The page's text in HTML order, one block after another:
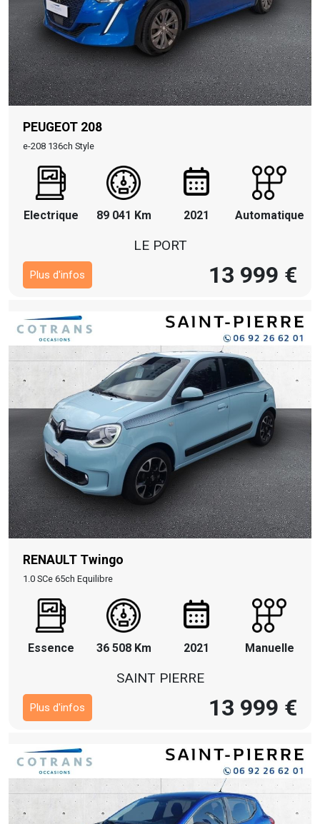
PEUGEOT 208
e-208 136ch Style
Electrique 89 041 Km 2021 Automatique
LE PORT
Plus d'infos 13 999 €
RENAULT Twingo
1.0 SCe 65ch Equilibre
Essence 36 508 Km 2021 Manuelle
SAINT PIERRE
Plus d'infos 13 999 €